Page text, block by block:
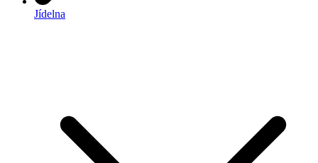
Jídelna